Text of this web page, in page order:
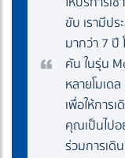
ขับ เรามีปร
มากว่า 7 ปี
คัน ในรุ่น
หลายโมเ
เพื่อให้การ
คุณเป็นไปอ
ร่วมการเ